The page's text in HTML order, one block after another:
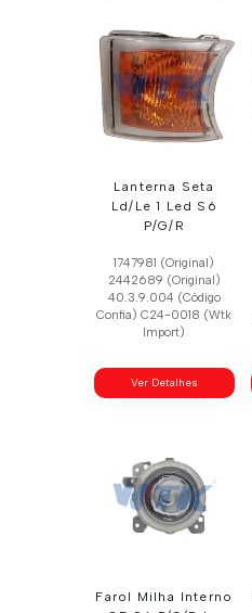
Lanterna Seta
Ld/Le 1 Led S6
P/G/R
1747981 (Original)
2442689 (Original)
40.3.9.004 (Código
Confia) C24-0018 (Wtk
Import)
Ver Detalhes
Farol Milha Interno